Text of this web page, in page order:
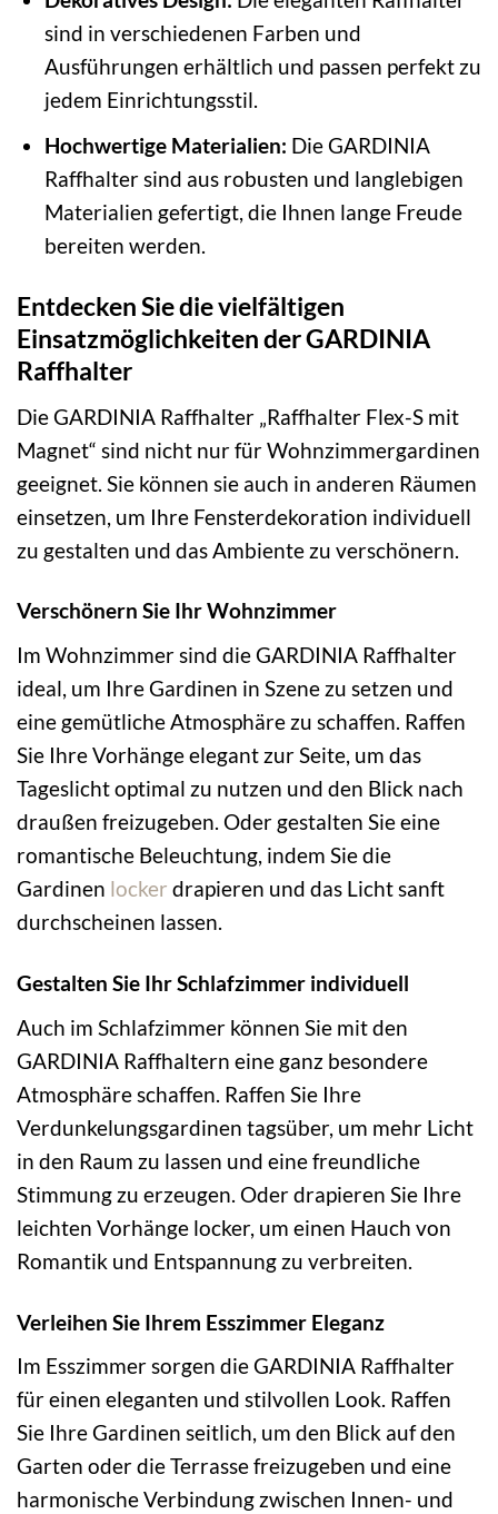
sind in verschiedenen Farben und
Ausführungen erhältlich und passen perfekt zu
jedem Einrichtungsstil.
Hochwertige Materialien: Die GARDINIA
Raffhalter sind aus robusten und langlebigen
Materialien gefertigt, die Ihnen lange Freude
bereiten werden.
Entdecken Sie die vielfältigen
Einsatzmöglichkeiten der GARDINIA
Raffhalter
Die GARDINIA Raffhalter „Raffhalter Flex-S mit
Magnet“ sind nicht nur für Wohnzimmergardinen
geeignet. Sie können sie auch in anderen Räumen
einsetzen, um Ihre Fensterdekoration individuell
zu gestalten und das Ambiente zu verschönern.
Verschönern Sie Ihr Wohnzimmer
Im Wohnzimmer sind die GARDINIA Raffhalter
ideal, um Ihre Gardinen in Szene zu setzen und
eine gemütliche Atmosphäre zu schaffen. Raffen
Sie Ihre Vorhänge elegant zur Seite, um das
Tageslicht optimal zu nutzen und den Blick nach
draußen freizugeben. Oder gestalten Sie eine
romantische Beleuchtung, indem Sie die
Gardinen locker drapieren und das Licht sanft
durchscheinen lassen.
Gestalten Sie Ihr Schlafzimmer individuell
Auch im Schlafzimmer können Sie mit den
GARDINIA Raffhaltern eine ganz besondere
Atmosphäre schaffen. Raffen Sie Ihre
Verdunkelungsgardinen tagsüber, um mehr Licht
in den Raum zu lassen und eine freundliche
Stimmung zu erzeugen. Oder drapieren Sie Ihre
leichten Vorhänge locker, um einen Hauch von
Romantik und Entspannung zu verbreiten.
Verleihen Sie Ihrem Esszimmer Eleganz
Im Esszimmer sorgen die GARDINIA Raffhalter
für einen eleganten und stilvollen Look. Raffen
Sie Ihre Gardinen seitlich, um den Blick auf den
Garten oder die Terrasse freizugeben und eine
harmonische Verbindung zwischen Innen- und